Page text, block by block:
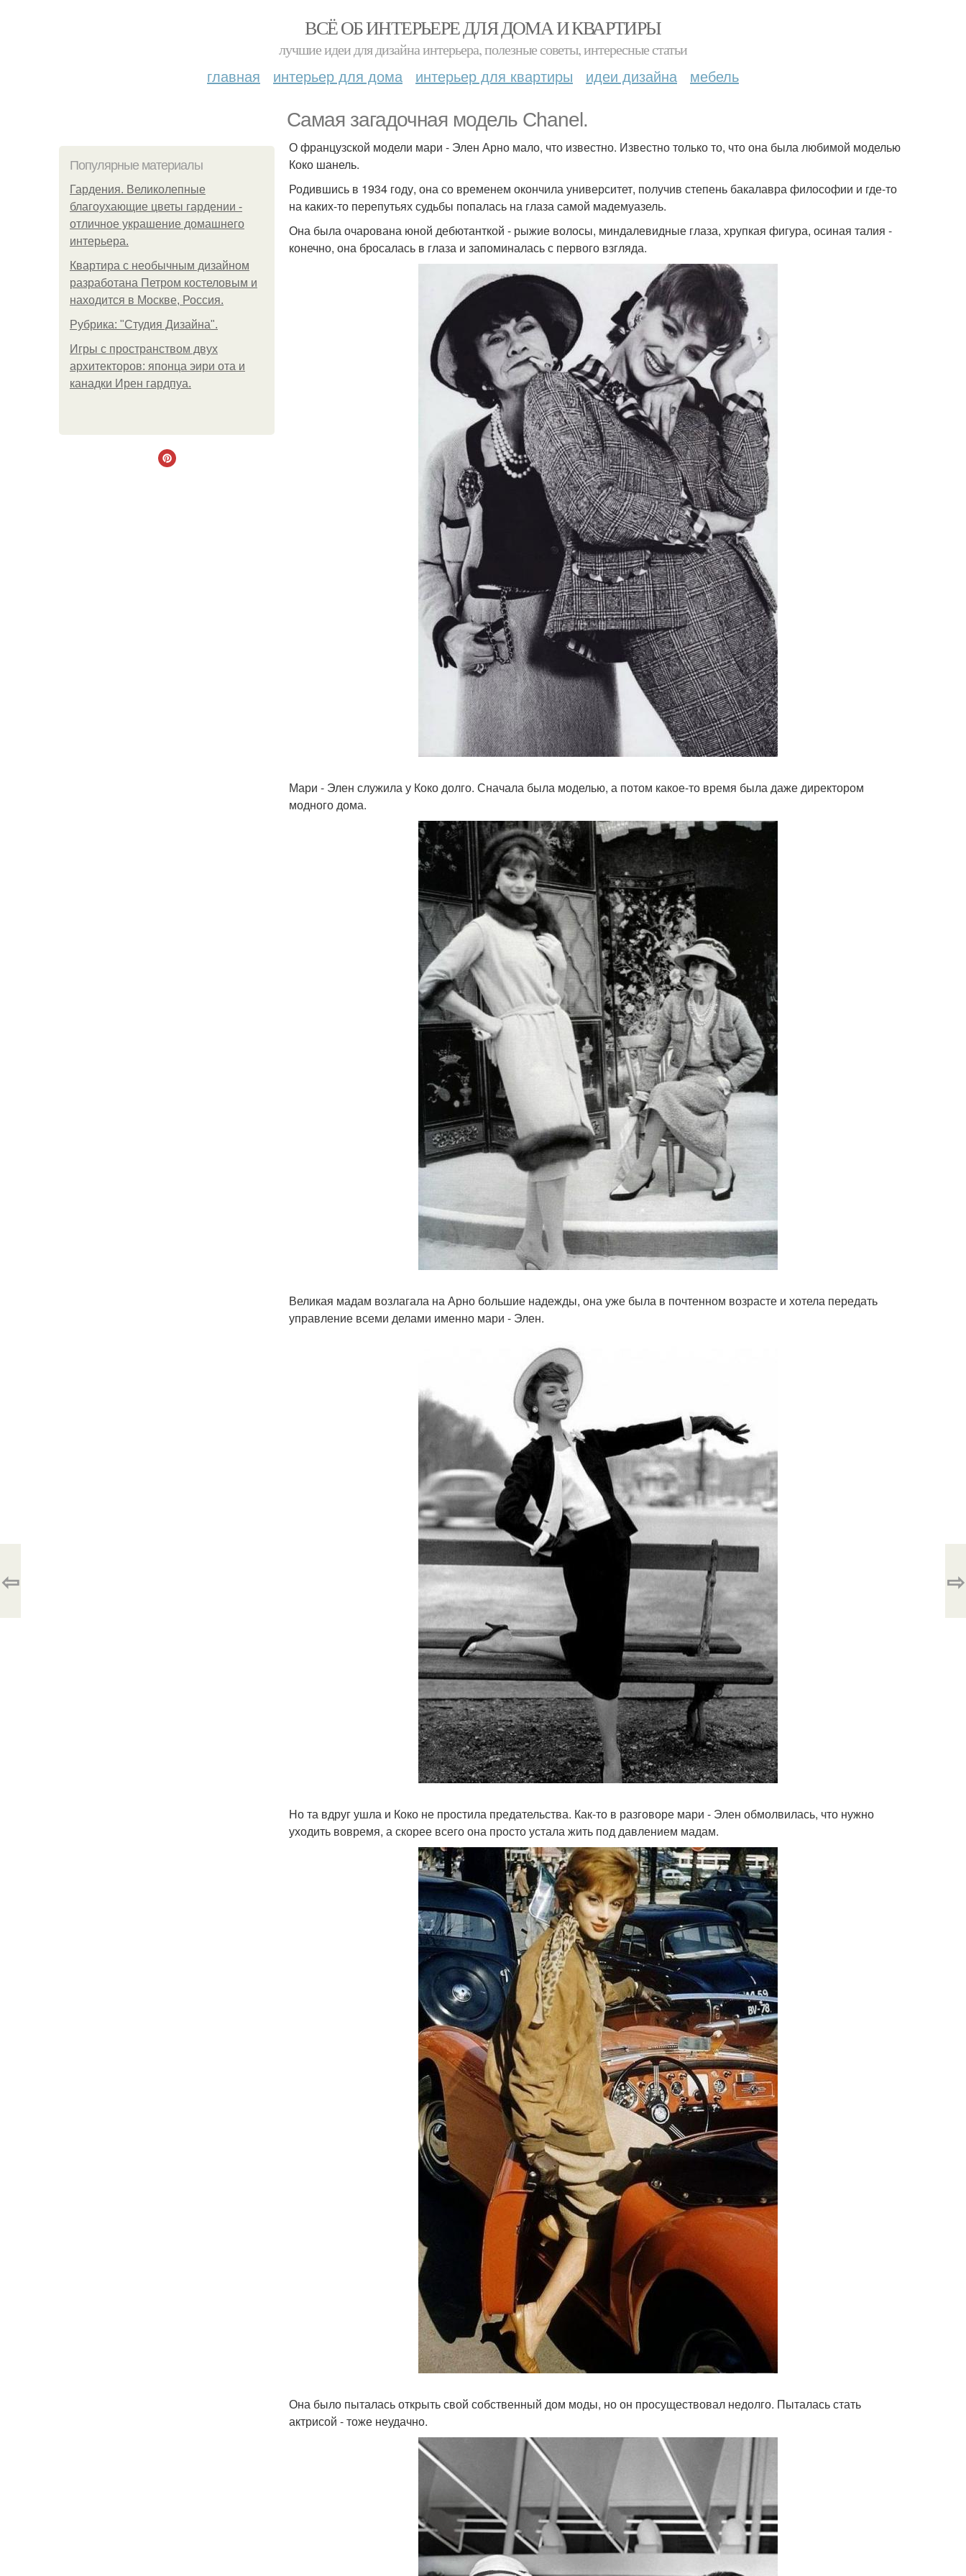
ВСЁ ОБ ИНТЕРЬЕРЕ ДЛЯ ДОМА И КВАРТИРЫ
лучшие идеи для дизайна интерьера, полезные советы, интересные статьи
главная интерьер для дома интерьер для квартиры идеи дизайна мебель
Самая загадочная модель Chanel.
Популярные материалы
Гардения. Великолепные
благоухающие цветы гардении -
отличное украшение домашнего
интерьера.
Квартира с необычным дизайном
разработана Петром костеловым и
находится в Москве, Россия.
Рубрика: "Студия Дизайна".
Игры с пространством двух
архитекторов: японца эири ота и
канадки Ирен гардпуа.
О французской модели мари - Элен Арно мало, что известно. Известно только то, что она была любимой моделью
Коко шанель.
Родившись в 1934 году, она со временем окончила университет, получив степень бакалавра философии и где-то
на каких-то перепутьях судьбы попалась на глаза самой мадемуазель.
Она была очарована юной дебютанткой - рыжие волосы, миндалевидные глаза, хрупкая фигура, осиная талия -
конечно, она бросалась в глаза и запоминалась с первого взгляда.
Мари - Элен служила у Коко долго. Сначала была моделью, а потом какое-то время была даже директором
модного дома.
Великая мадам возлагала на Арно большие надежды, она уже была в почтенном возрасте и хотела передать
управление всеми делами именно мари - Элен.
Но та вдруг ушла и Коко не простила предательства. Как-то в разговоре мари - Элен обмолвилась, что нужно
уходить вовремя, а скорее всего она просто устала жить под давлением мадам.
Она было пыталась открыть свой собственный дом моды, но он просуществовал недолго. Пыталась стать
актрисой - тоже неудачно.
⇦ ⇨